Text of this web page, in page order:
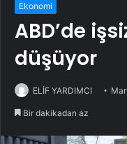
Ekonomi
ABD’de
düşüyor
ELİF YARDIMCI
Bir dakikadan az